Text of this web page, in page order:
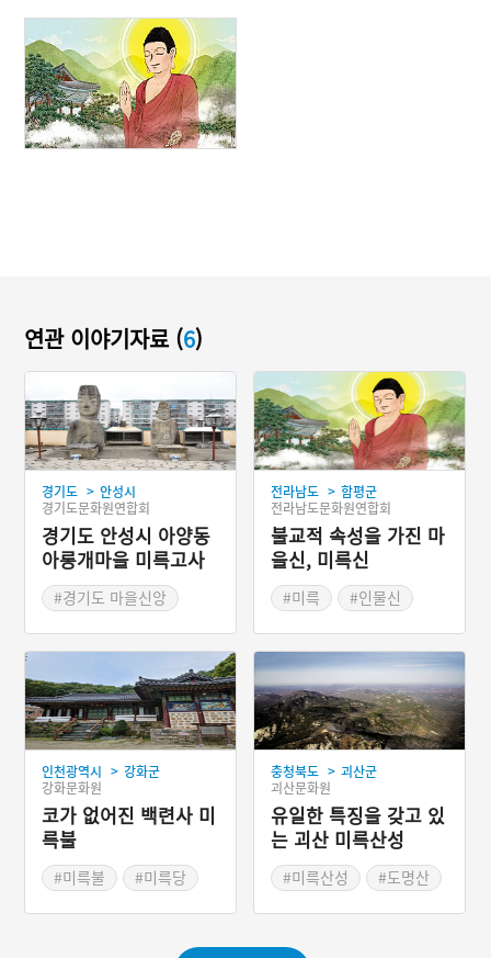
연관 이야기자료 (6)
경기도 > 안성시
경기도문화원연합회
경기도 안성시 아양동
아롱개마을 미륵고사
#경기도 마을신앙
#안성 마을신앙
전라남도 > 함평군
전라남도문화원연합회
불교적 속성을 가진 마
을신, 미륵신
#미륵 #인물신
인천광역시 > 강화군
강화문화원
코가 없어진 백련사 미
륵불
#미륵불
#미륵당
충청북도 > 괴산군
괴산문화원
유일한 특징을 갖고 있
는 괴산 미륵산성
#미륵산성 #도명산